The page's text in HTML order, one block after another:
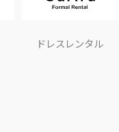
ドレスレンタル